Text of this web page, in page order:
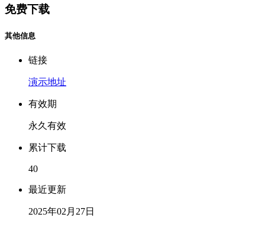
免费下载
其他信息
链接
演示地址
有效期
永久有效
累计下载
40
最近更新
2025年02月27日